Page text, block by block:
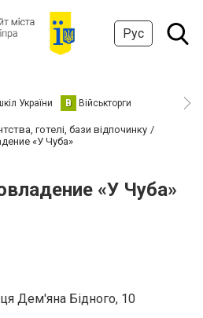
Рус
України В Військторги
готелі, бази відпочинку
«У Чуба»
«У Чуба»
Дем'яна Бідного, 10